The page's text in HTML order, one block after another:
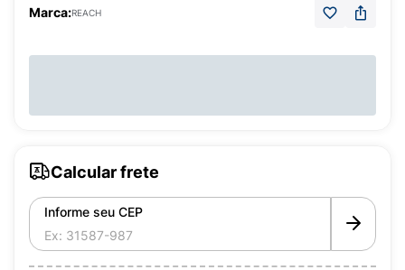
Marca:REACH
Calcular frete
Informe seu CEP